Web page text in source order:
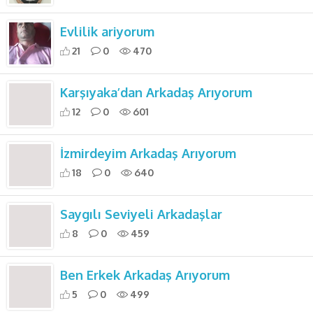
Evlilik ariyorum
21 0 470
Karşıyaka’dan Arkadaş Arıyorum
12 0 601
İzmirdeyim Arkadaş Arıyorum
18 0 640
Saygılı Seviyeli Arkadaşlar
8 0 459
Ben Erkek Arkadaş Arıyorum
5 0 499